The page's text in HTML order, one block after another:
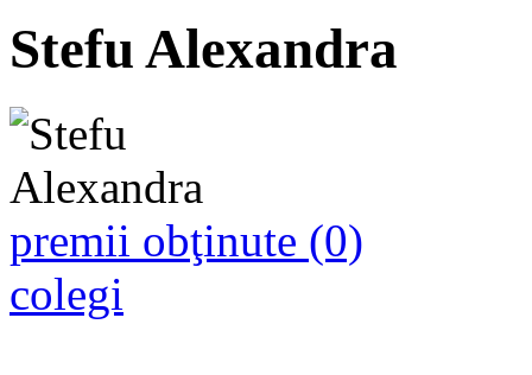
Stefu Alexandra
premii obţinute (0)
colegi